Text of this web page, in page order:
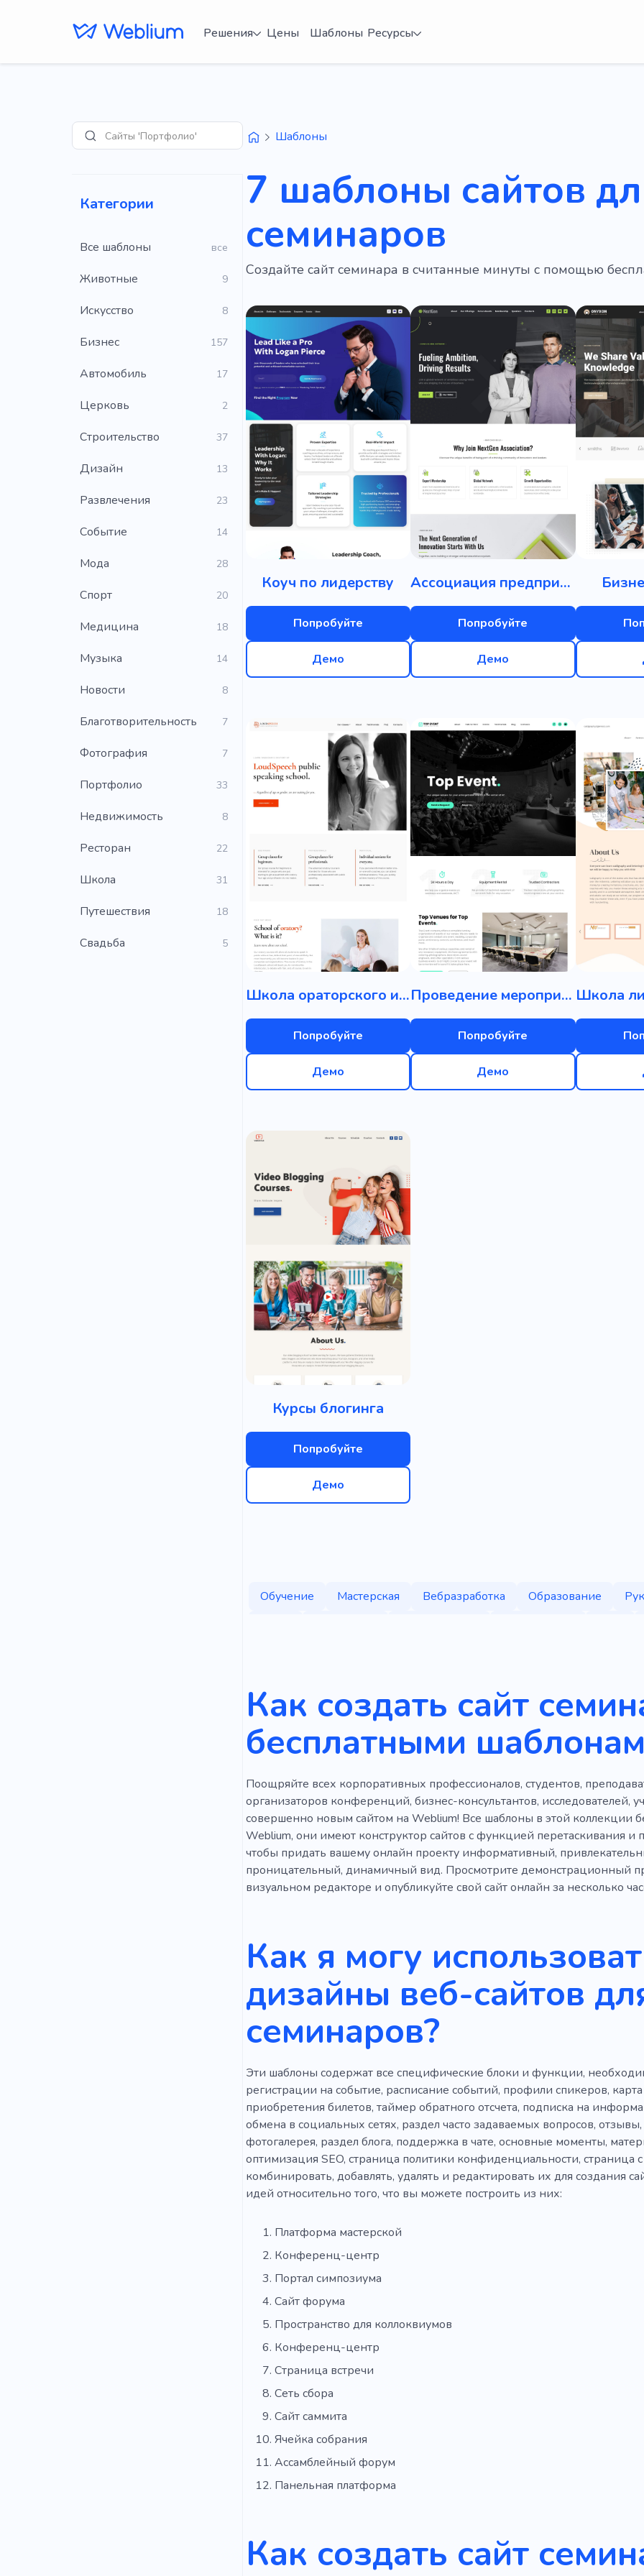
Решения Цены Шаблоны Ресурсы
ПоискСайты 'Портфолио'
Категории
Все шаблоны все
Животные 9
Искусство 8
Бизнес 157
Автомобиль 17
Церковь 2
Строительство 37
Дизайн 13
Развлечения 23
Событие 14
Мода 28
Cпорт 20
Медицина 18
Музыка 14
Новости 8
Благотворительность 7
Фотография 7
Портфолио 33
Недвижимость 8
Ресторан 22
Школа 31
Путешествия 18
Свадьба 5
Шаблоны
7 шаблоны сайтов
семинаров
Создайте сайт семинара в считанные минуты с помощью
Коуч по лидерству
Попробуйте
Демо
Ассоциация предпринимателей
Попробуйте
Демо
Школа ораторского искусства
Попробуйте
Демо
Проведение мероприятий
Попробуйте
Демо
Курсы блогинга
Попробуйте
Демо
Обучение Мастерская Вебразработка Образование
Профессиональные услуги
Общение Результат
Коучинг
Предприниматель
Поддержка бизнеса Организация
Уверенность в себе
Спикер Деловая встреча
Дисциплина
Работать
Публичные выступления Спичмейкер
Студент
Изучение
Языковые курсы Тени Саморазвитие
Как создать сайт
бесплатными
Поощряйте всех корпоративных профессионалов, студентов,
организаторов конференций, бизнес-консультантов, исследователей,
совершенно новым сайтом на Weblium! Все шаблоны в этой коллекции
Weblium, они имеют конструктор сайтов с функцией перетаскивания
чтобы придать вашему онлайн проекту информативный,
проницательный, динамичный вид. Просмотрите демонстрационный
визуальном редакторе и опубликуйте свой сайт онлайн за несколько
Как я могу
дизайны веб-сайтов
семинаров?
Эти шаблоны содержат все специфические блоки и функции,
регистрации на событие, расписание событий, профили спикеров,
приобретения билетов, таймер обратного отсчета, подписка на
обмена в социальных сетях, раздел часто задаваемых вопросов,
фотогалерея, раздел блога, поддержка в чате, основные моменты,
оптимизация SEO, страница политики конфиденциальности, страница
комбинировать, добавлять, удалять и редактировать их для создания
идей относительно того, что вы можете построить из них:
Платформа мастерской
Конференц-центр
Портал симпозиума
Сайт форума
Пространство для коллоквиумов
Конференц-центр
Страница встречи
Сеть сбора
Сайт саммита
Ячейка собрания
Ассамблейный форум
Панельная платформа
Как создать сайт